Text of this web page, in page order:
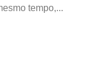
tempo,...